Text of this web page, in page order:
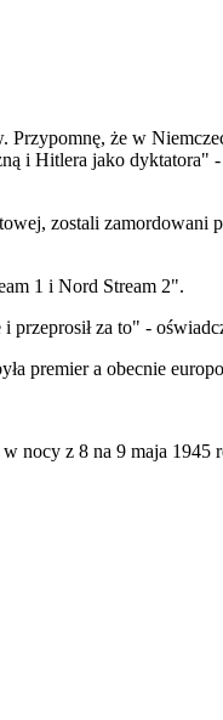
Przypomnę, że w
i Hitlera jako dyktatora"
zostali zamordowani
1 i Nord Stream 2".
przeprosił za to" -
premier a obecnie
nocy z 8 na 9 maja 1945